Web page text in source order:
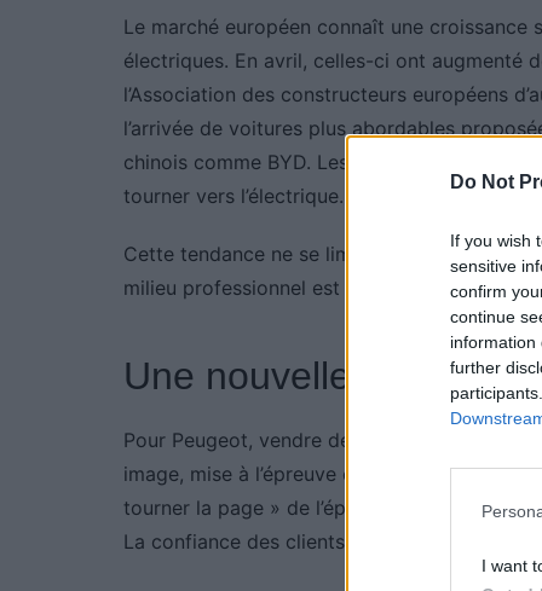
Do Not
If you wish
sensitive
confirm
continue
information
further
I want
Le marché européen connaît une
électriques. En avril, celles-ci ont augmenté
l’Association des constructeurs européens
l’arrivée de voitures plus abordables
chinois comme BYD. Les subventions
tourner vers l’électrique.
Cette tendance ne se limite pas aux
milieu professionnel est également en forte
Une nouvelle stratégie
Pour Peugeot, vendre des voitures
image, mise à l’épreuve ces dernières
tourner la page » de l’épisode des moteurs
La confiance des clients reste une priorité.